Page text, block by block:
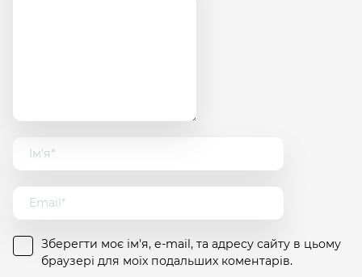
Зберегти моє ім'я, e-mail, та адресу сайту в цьому
браузері для моїх подальших коментарів.